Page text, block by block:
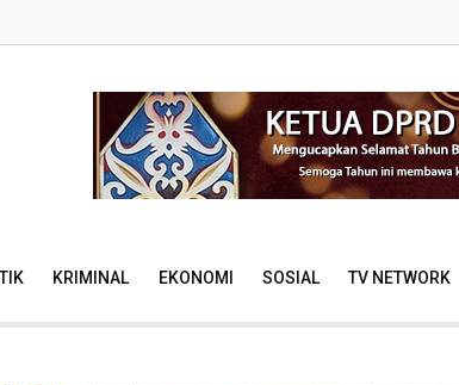
KRIMINAL EKONOMI SOSIAL TV NETWORK